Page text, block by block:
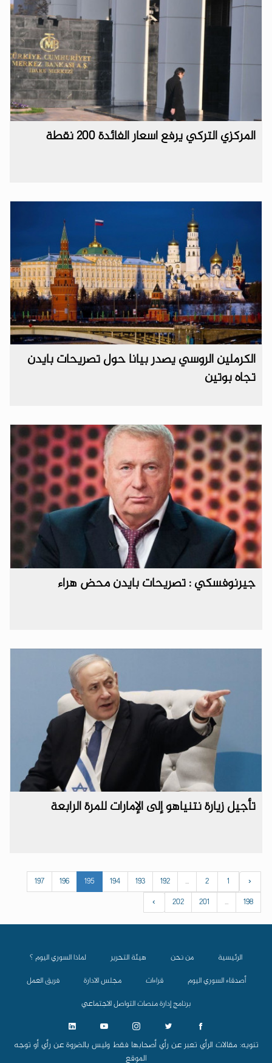
المركزي التركي يرفع اسعار الفائدة 200 نقطة
الكرملين الروسي يصدر بيانا حول تصريحات بايدن
تجاه بوتين
جيرنوفسكي : تصريحات بايدن محض هراء
تأجيل زيارة نتنياهو إلى الإمارات للمرة الرابعة
‹
1
2
...
192
193
194
195
196
197
198
...
201
202
›
الرئيسية من نحن هيئة التحرير
لماذا السوري اليوم ؟
أصدقاء السوري اليوم
قراءات مجلس الادارة
فريق العمل
برنامج إدارة منصات التواصل الاجتماعي
تنويه: مقالات الرأي تعبر عن رأي أصحابها فقط وليس بالضروة عن رأي أو توجه
الموقع